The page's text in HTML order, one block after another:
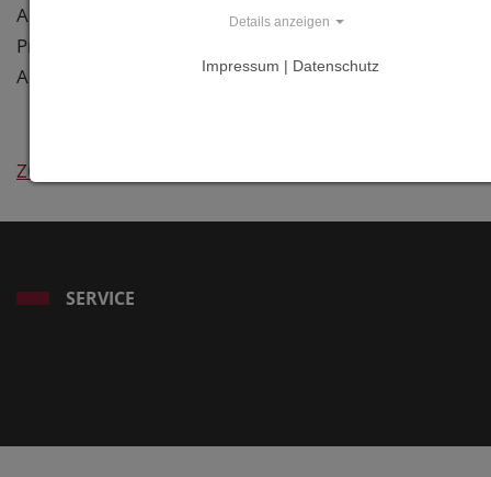
Architektenkammer Berlin zur
Präsentation am Tag der
Architektur 2025 ausgewählt
Zurück
SERVICE
Details anzeigen
Impressum | Datenschutz